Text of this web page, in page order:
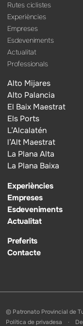
Rutes ciclistes
Experiències
Empreses
Esdeveniments
Actualitat
Professionals
Alto Mijares
Alto Palancia
El Baix Maestrat
Els Ports
L’Alcalatén
l’Alt Maestrat
La Plana Alta
La Plana Baixa
Experiències
Empreses
Esdeveniments
Actualitat
Preferits
Contacte
© Patronato Provincial de
Política de privadesa